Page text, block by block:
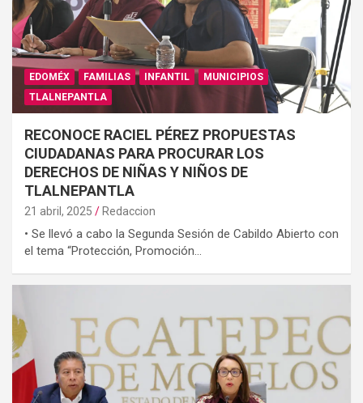
EDOMÉX FAMILIAS INFANTIL
MUNICIPIOS
TLALNEPANTLA
RECONOCE RACIEL PÉREZ PROPUESTAS
CIUDADANAS PARA PROCURAR LOS
DERECHOS DE NIÑAS Y NIÑOS DE
TLALNEPANTLA
21 abril, 2025 Redaccion
• Se llevó a cabo la Segunda Sesión de Cabildo Abierto con
el tema “Protección, Promoción…